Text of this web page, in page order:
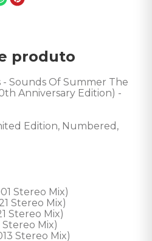
produto
- Sounds Of Summer The
Anniversary Edition) -
Edition, Numbered,
Stereo Mix)
Stereo Mix)
Stereo Mix)
Stereo Mix)
Stereo Mix)